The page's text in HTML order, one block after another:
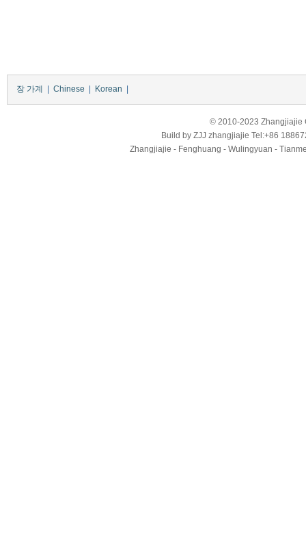
장 가계 Chinese Korean
© 2010-2023 Zhangjiajie
Build by ZJJ zhangjiajie Tel:+86
Zhangjiajie - Fenghuang - Wulingyuan -